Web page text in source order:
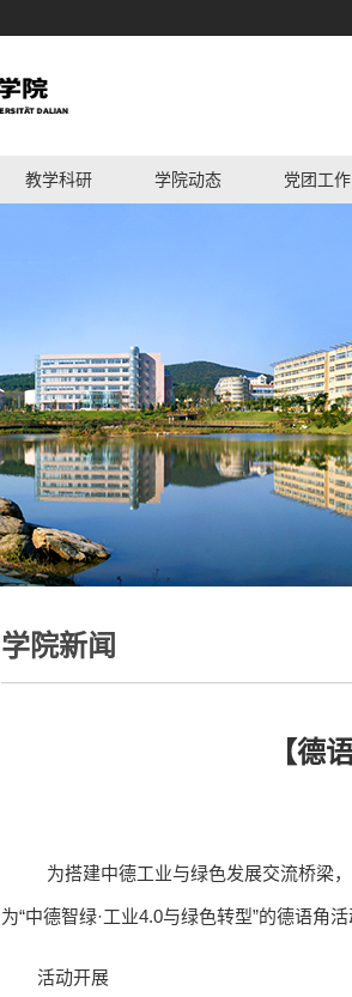
教学科研 学院动态 党团工作
学院新闻
【德
为搭建中德工业与绿色发展交流桥梁
为“中德智绿·工业4.0与绿色转型”的德语角
活动开展